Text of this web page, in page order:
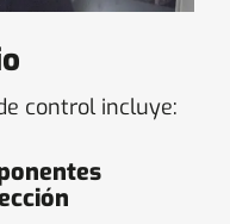
control incluye: